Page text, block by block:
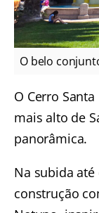
O belo
O Cerro Santa
mais alto de
panorâmica.
Na subida
construção